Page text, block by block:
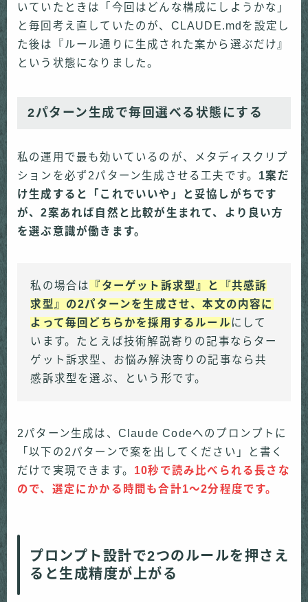
いていたときは「今回はどんな構成にしようかな」
と毎回考え直していたのが、CLAUDE.mdを設定し
た後は『ルール通りに生成された案から選ぶだけ』
という状態になりました。
2パターン生成で毎回選べる状態にする
私の運用で最も効いているのが、メタディスクリプ
ションを必ず2パターン生成させる工夫です。 1案だ
け生成すると「これでいいや」と妥協しがちです
が、2案あれば自然と比較が生まれて、より良い方
を選ぶ意識が働きます。
私の場合は
『ターゲット訴求型』と『共感訴
求型』の2パターンを生成させ、本文の内容に
よって毎回どちらかを採用するルール にして
います。たとえば技術解説寄りの記事ならター
ゲット訴求型、お悩み解決寄りの記事なら共
感訴求型を選ぶ、という形です。
2パターン生成は、Claude Codeへのプロンプトに
「以下の2パターンで案を出してください」と書く
だけで実現できます。 10秒で読み比べられる長さな
ので、選定にかかる時間も合計1〜2分程度です。
プロンプト設計で2つのルールを押さえ
ると生成精度が上がる